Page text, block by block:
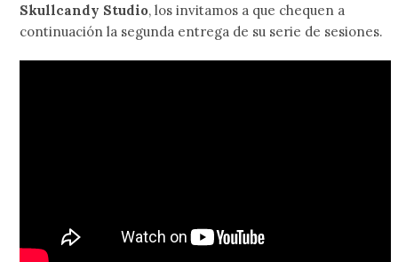
Skullcandy Studio, los invitamos a que chequen a
continuación la segunda entrega de su serie de sesiones.